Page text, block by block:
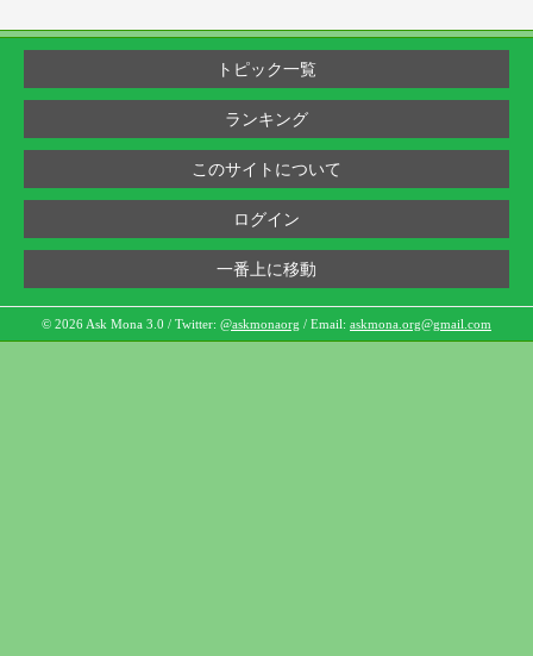
トピック一覧
ランキング
このサイトについて
ログイン
一番上に移動
© 2026 Ask Mona 3.0 / Twitter: @askmonaorg / Email: askmona.org@gmail.com